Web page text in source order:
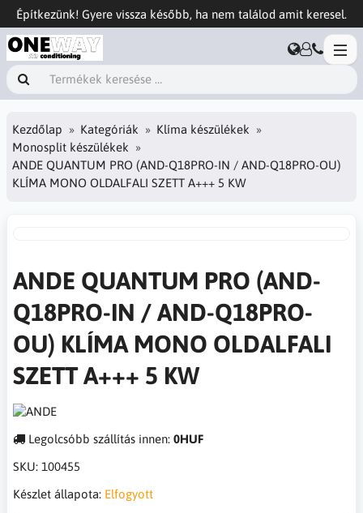
Építkezünk! Gyere vissza később, ha nem találod amit keresel.
Kezdőlap Kategóriák
Klíma készülékek
Monosplit készülékek
ANDE QUANTUM PRO (AND-Q18PRO-IN / AND-Q18PRO-OU)
KLÍMA MONO OLDALFALI SZETT A+++ 5 KW
ANDE QUANTUM PRO (AND-
Q18PRO-IN / AND-Q18PRO-
OU) KLÍMA MONO OLDALFALI
SZETT A+++ 5 KW
Legolcsóbb szállítás innen: 0HUF
SKU: 100455
Készlet állapota: Elfogyott